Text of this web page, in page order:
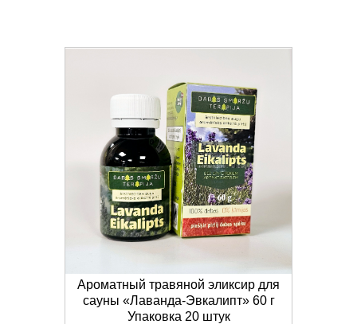
Ароматный травяной эликсир для
сауны «Лаванда-Эвкалипт» 60 г
Упаковка 20 штук